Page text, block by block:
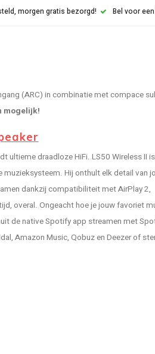
morgen gratis bezorgd! Bel voor
(ARC) in combinatie met compace
mogelijk!
ultieme draadloze HiFi. LS50 Wireless II
muzieksysteem. Hij onthult elk detail van
dankzij compatibiliteit met AirPlay 2,
overal. Ongeacht hoe je jouw favoriet
de native Spotify app streamen met
Amazon Music, Qobuz en Deezer of